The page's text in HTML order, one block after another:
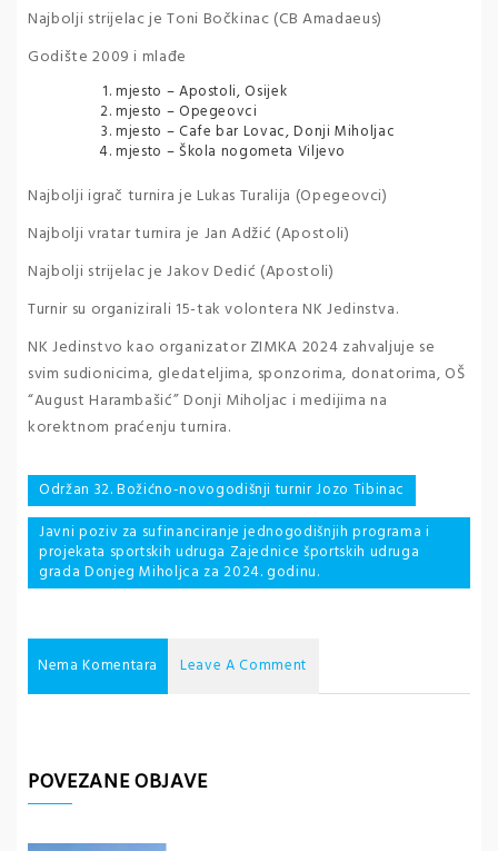
Najbolji strijelac je Toni Bočkinac (CB Amadaeus)
Godište 2009 i mlađe
mjesto – Apostoli, Osijek
mjesto – Opegeovci
mjesto – Cafe bar Lovac, Donji Miholjac
mjesto – Škola nogometa Viljevo
Najbolji igrač turnira je Lukas Turalija (Opegeovci)
Najbolji vratar turnira je Jan Adžić (Apostoli)
Najbolji strijelac je Jakov Dedić (Apostoli)
Turnir su organizirali 15-tak volontera NK Jedinstva.
NK Jedinstvo kao organizator ZIMKA 2024 zahvaljuje se
svim sudionicima, gledateljima, sponzorima, donatorima, OŠ
“August Harambašić” Donji Miholjac i medijima na
korektnom praćenju turnira.
Navigacija
objava
Održan 32. Božićno-novogodišnji turnir Jozo Tibinac
Javni poziv za sufinanciranje jednogodišnjih programa i
projekata sportskih udruga Zajednice športskih udruga
grada Donjeg Miholjca za 2024. godinu.
Nema Komentara Leave A Comment
POVEZANE OBJAVE